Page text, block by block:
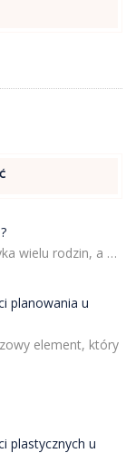
wielu rodzin, a …
planowania u
element, który
plastycznych u